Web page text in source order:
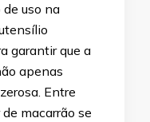
uso na
garantir que a
apenas
Entre
macarrão se